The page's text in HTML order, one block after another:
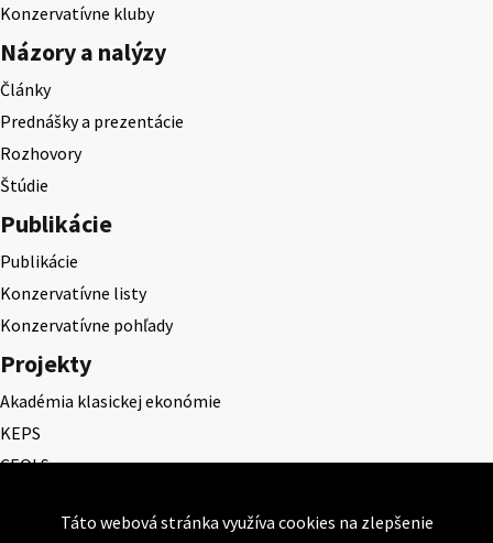
Konzervatívne kluby
Názory a nalýzy
Články
Prednášky a prezentácie
Rozhovory
Štúdie
Publikácie
Publikácie
Konzervatívne listy
Konzervatívne pohľady
Projekty
Akadémia klasickej ekonómie
KEPS
CEQLS
Cena Ernesta Valka
Táto webová stránka využíva cookies na zlepšenie